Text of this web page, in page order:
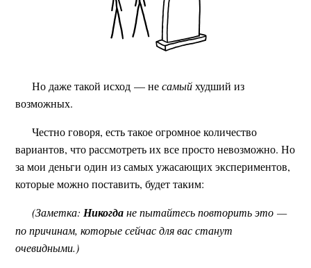
Но даже такой исход — несамыйхудший из
возможных.
Честно говоря, есть такое огромное количество
вариантов, что рассмотреть их все просто невозможно. Но
за мои деньги один из самых ужасающих экспериментов,
которые можно поставить, будет таким:
(Заметка: Никогдане пытайтесь повторить это —
по причинам, которые сейчас для вас станут
очевидными.)